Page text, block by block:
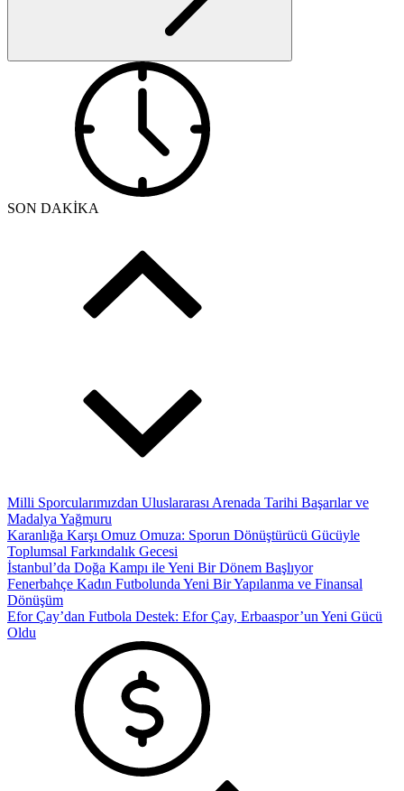
SON DAKİKA
Milli Sporcularımızdan Uluslararası Arenada Tarihi Başarılar ve
Madalya Yağmuru
Karanlığa Karşı Omuz Omuza: Sporun Dönüştürücü Gücüyle
Toplumsal Farkındalık Gecesi
İstanbul’da Doğa Kampı ile Yeni Bir Dönem Başlıyor
Fenerbahçe Kadın Futbolunda Yeni Bir Yapılanma ve Finansal
Dönüşüm
Efor Çay’dan Futbola Destek: Efor Çay, Erbaaspor’un Yeni Gücü
Oldu